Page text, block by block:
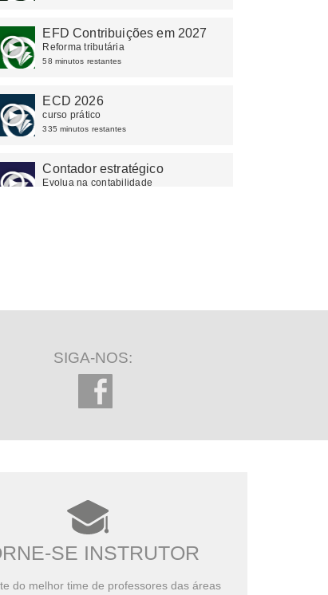
EFD Contribuições em 2027
Reforma tributária
58 minutos restantes
ECD 2026
curso prático
335 minutos restantes
Contador estratégico
Evolua na contabilidade
Planejamento Tributário na
Curso Prático
SIGA-NOS:
SE INSTRUTOR
do melhor time de professores das áreas